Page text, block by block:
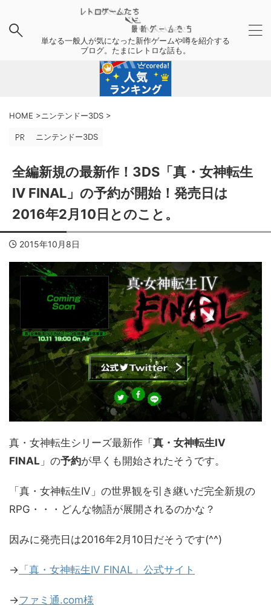
単なる一般人が気になった新作ゲームや噂を紹介する
ブログ。たまにレトロな話も。
HOME >ニンテンドー3DS >
ニンテンドー3DS
全編新規の最新作！3DS「真・女神転生
IV FINAL」の予約が開始！発売日は
2016年2月10日とのこと。
2015年10月8日
真・女神転生シリーズ最新作「 真・女神転生IV
FINAL 」の予約が早くも開始されたそうです。
「真・女神転生IV」の世界観を引き継いだ完全新規の
RPG・・・どんな物語が展開されるのかな？
因みに発売日は2016年2月10日だそうです(^^)
→ 「真・女神転生IV FINAL」公式サイト
→ファミ通.com様